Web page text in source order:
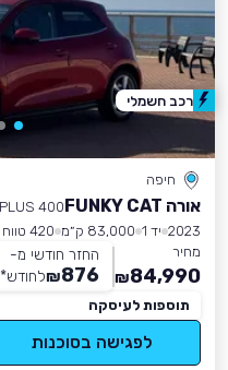
חיפה
אורה FUNKY CAT
400 PRO PLUS
2023 יד 1 83,000 ק״מ
420 טווח נסיעה
מחיר
84,990
₪
החזר חודשי מ-
876
₪לחודש*
תוספות לעיסקה
לפגישה בסוכנות
רכב חשמלי